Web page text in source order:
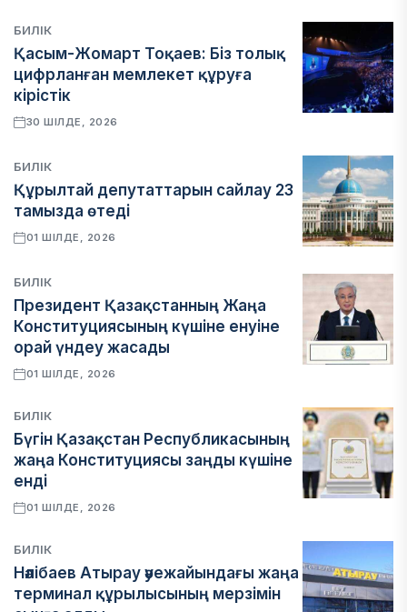
БИЛІК
Қасым-Жомарт Тоқаев: Біз толық
цифрланған мемлекет құруға
кірістік
30 ШІЛДЕ, 2026
БИЛІК
Құрылтай депутаттарын сайлау 23
тамызда өтеді
01 ШІЛДЕ, 2026
БИЛІК
Президент Қазақстанның Жаңа
Конституциясының күшіне енуіне
орай үндеу жасады
01 ШІЛДЕ, 2026
БИЛІК
Бүгін Қазақстан Республикасының
жаңа Конституциясы заңды күшіне
енді
01 ШІЛДЕ, 2026
БИЛІК
Нәлібаев Атырау әуежайындағы жаңа
терминал құрылысының мерзімін